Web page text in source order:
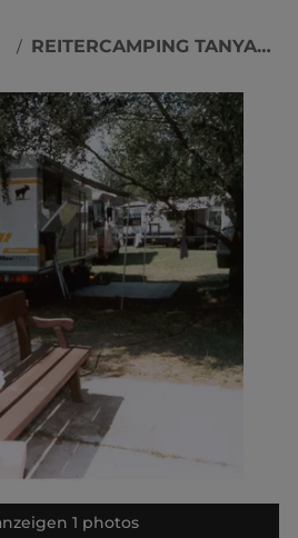
/ REITERCAMPING TANYACSARDA
1 photos